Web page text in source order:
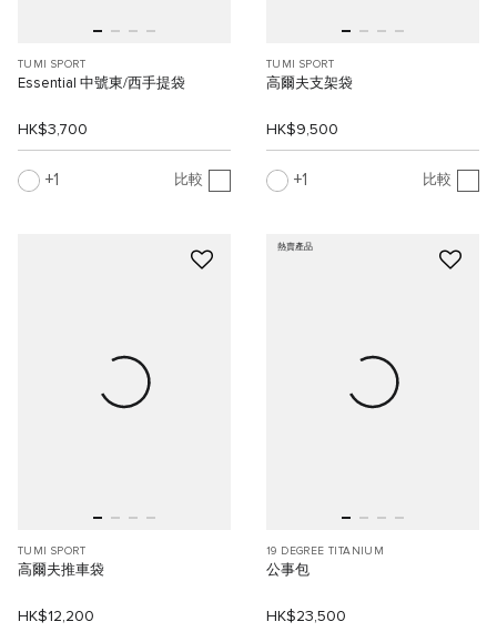
TUMI SPORT
Essential 中號東/西手提袋
HK$3,700
1 比較
TUMI SPORT
高爾夫支架袋
HK$9,500
1 比較
TUMI SPORT
高爾夫推車袋
HK$12,200
熱賣產品
19 DEGREE TITANIUM
公事包
HK$23,500